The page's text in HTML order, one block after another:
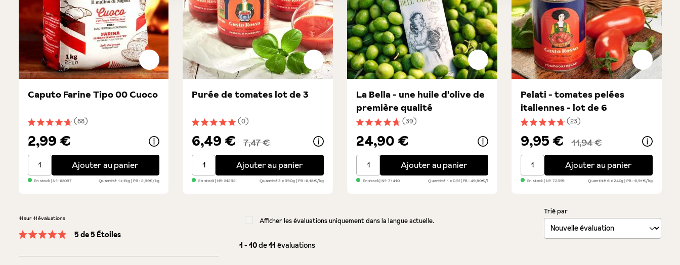
Note moyenne de 4.8 sur 5 étoiles
(88)
Caputo Farine Tipo 00 Cuoco
2,99 €
Caputo Farine Tipo 00 Cuoco
Ajouter au panier
En stock| №:68057 Quantité1 x 1kg PB : 2,99€/kg
Note moyenne de 5 sur 5 étoiles
(0)
Purée de tomates lot de 3
6,49 € 7,47 €
Purée de tomates lot de 3
Ajouter au panier
En stock| №:81232 Quantité3 x 350g PB : 6,18€/kg
Note moyenne de 4.6 sur 5 étoiles
(39)
La Bella - une huile d'olive de
première qualité
24,90 €
La Bella - une huile d'olive de première qualité
Ajouter au panier
En stock| №:71410 Quantité1 x 0,5l PB : 49,80€/l
Note moyenne de 4.6 sur 5 étoiles
(23)
Pelati - tomates pelées
italiennes - lot de 6
9,95 € 11,94 €
Pelati - tomates pelées italiennes - lot de 6
Ajouter au panier
En stock| №:72395 Quantité6 x 240g PB : 6,91€/kg
11 sur 11 évaluations
5 de 5 Étoiles
Afficher les évaluations uniquement dans la langue actuelle.
Trié par
1 -10de11 évaluations